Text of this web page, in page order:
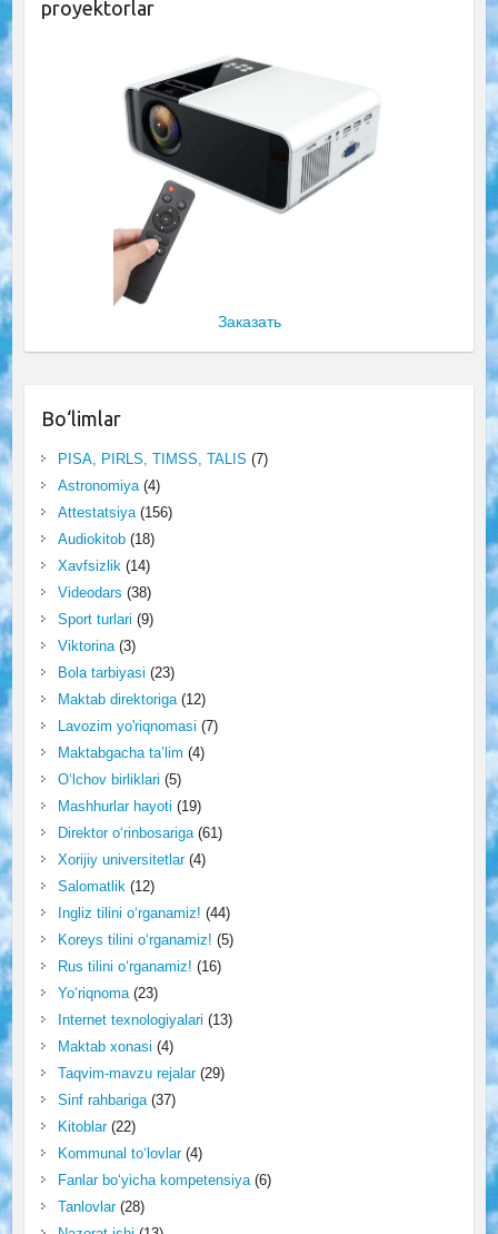
proyektorlar
Заказать
Bo‘limlar
PISA, PIRLS, TIMSS, TALIS (7)
Astronomiya(4)
Attestatsiya(156)
Audiokitob(18)
Xavfsizlik(14)
Videodars (38)
Sport turlari (9)
Viktorina(3)
Bola tarbiyasi (23)
Maktab direktoriga(12)
Lavozim yo'riqnomasi (7)
Maktabgacha ta’lim (4)
O‘lchov birliklari (5)
Mashhurlar hayoti (19)
Direktor o‘rinbosariga(61)
Xorijiy universitetlar(4)
Salomatlik(12)
Ingliz tilini o‘rganamiz! (44)
Koreys tilini o‘rganamiz! (5)
Rus tilini o‘rganamiz! (16)
Yo‘riqnoma(23)
Internet texnologiyalari (13)
Maktab xonasi (4)
Taqvim-mavzu rejalar(29)
Sinf rahbariga(37)
Kitoblar(22)
Kommunal to‘lovlar(4)
Fanlar bo‘yicha kompetensiya(6)
Tanlovlar(28)